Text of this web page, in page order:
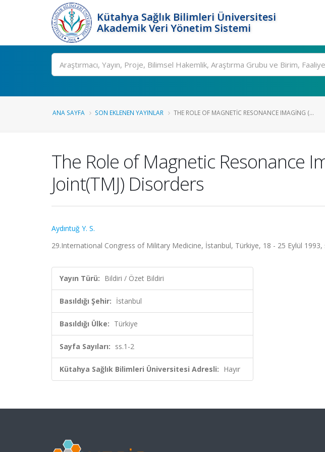
Kütahya Sağlık Bilimleri Üniversitesi
Akademik Veri Yönetim Sistemi
Ara
ANA SAYFA SON EKLENEN YAYINLAR THE ROLE OF MAGNETIC RESONANCE IMAGING (...
The Role of Magnetic Resonance
Joint(TMJ) Disorders
Aydıntuğ Y. S.
29.International Congress of Military Medicine, İstanbul, Türkiye, 18 - 25 Eylül 1993,
Yayın Türü: Bildiri / Özet Bildiri
Basıldığı Şehir: İstanbul
Basıldığı Ülke: Türkiye
Sayfa Sayıları: ss.1-2
Kütahya Sağlık Bilimleri Üniversitesi Adresli: Hayır